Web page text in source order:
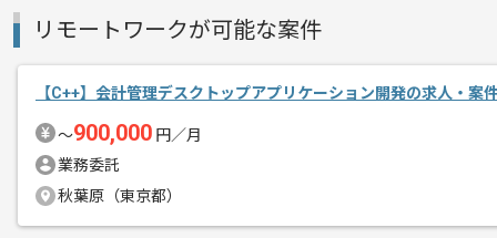
リモートワークが可能な案件
【C++】会計管理デスクトップアプリケーション開発の求人・案
〜900,000 円／月
業務委託
秋葉原（東京都）